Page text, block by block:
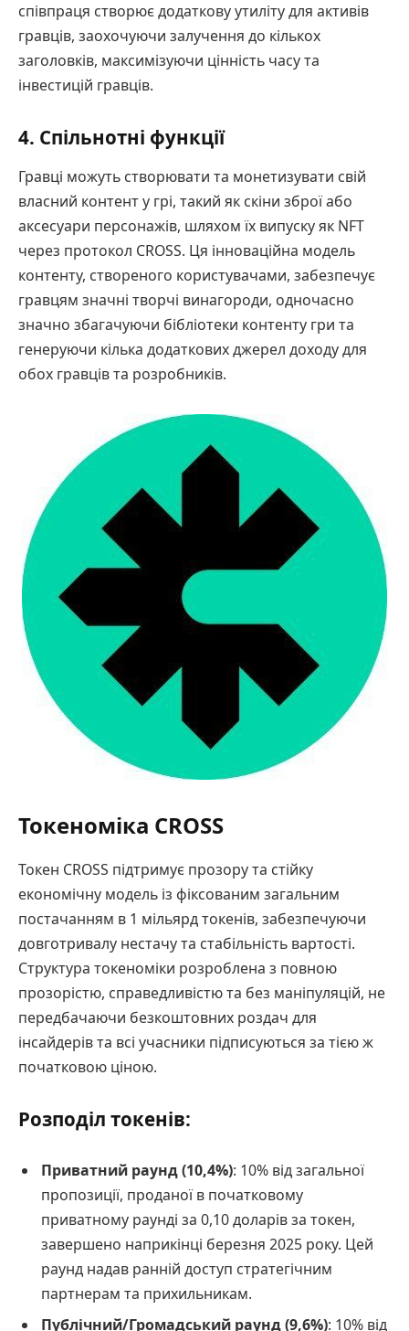
співпраця створює додаткову утиліту для активів
гравців, заохочуючи залучення до кількох
заголовків, максимізуючи цінність часу та
інвестицій гравців.
4. Спільнотні функції
Гравці можуть створювати та монетизувати свій
власний контент у грі, такий як скіни зброї або
аксесуари персонажів, шляхом їх випуску як NFT
через протокол CROSS. Ця інноваційна модель
контенту, створеного користувачами, забезпечує
гравцям значні творчі винагороди, одночасно
значно збагачуючи бібліотеки контенту гри та
генеруючи кілька додаткових джерел доходу для
обох гравців та розробників.
Токеноміка CROSS
Токен CROSS підтримує прозору та стійку
економічну модель із фіксованим загальним
постачанням в 1 мільярд токенів, забезпечуючи
довготривалу нестачу та стабільність вартості.
Структура токеноміки розроблена з повною
прозорістю, справедливістю та без маніпуляцій, не
передбачаючи безкоштовних роздач для
інсайдерів та всі учасники підписуються за тією ж
початковою ціною.
Розподіл токенів:
Приватний раунд (10,4%): 10% від загальної
пропозиції, проданої в початковому
приватному раунді за 0,10 доларів за токен,
завершено наприкінці березня 2025 року. Цей
раунд надав ранній доступ стратегічним
партнерам та прихильникам.
Публічний/Громадський раунд (9,6%): 10% від